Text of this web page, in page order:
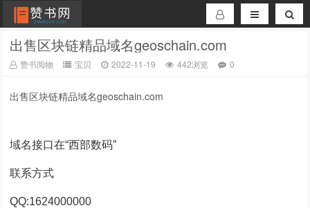
出售区块链精品域名geoschain.com
赞书阅物 宝贝 2022-11-19 442浏览 0
出售区块链精品域名geoschain.com
域名接口在“西部数码”
联系方式
QQ:1624000000